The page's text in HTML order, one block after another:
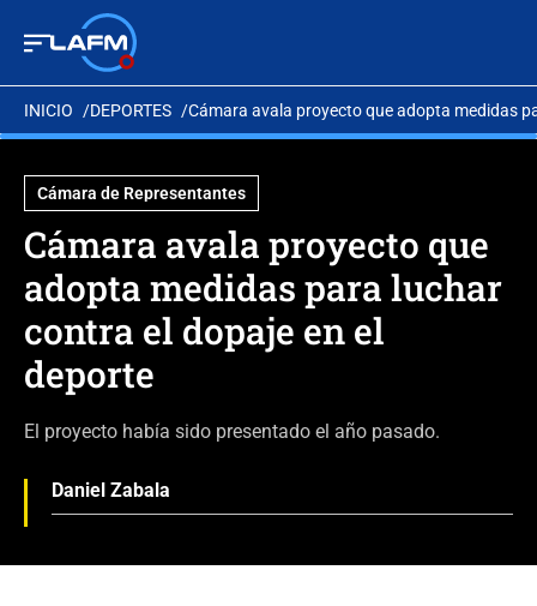
INICIO DEPORTES Cámara avala proyecto que adopta medidas
Cámara de Representantes
Cámara avala proyecto que
adopta medidas para luchar
contra el dopaje en el
deporte
El proyecto había sido presentado el año pasado.
Daniel Zabala